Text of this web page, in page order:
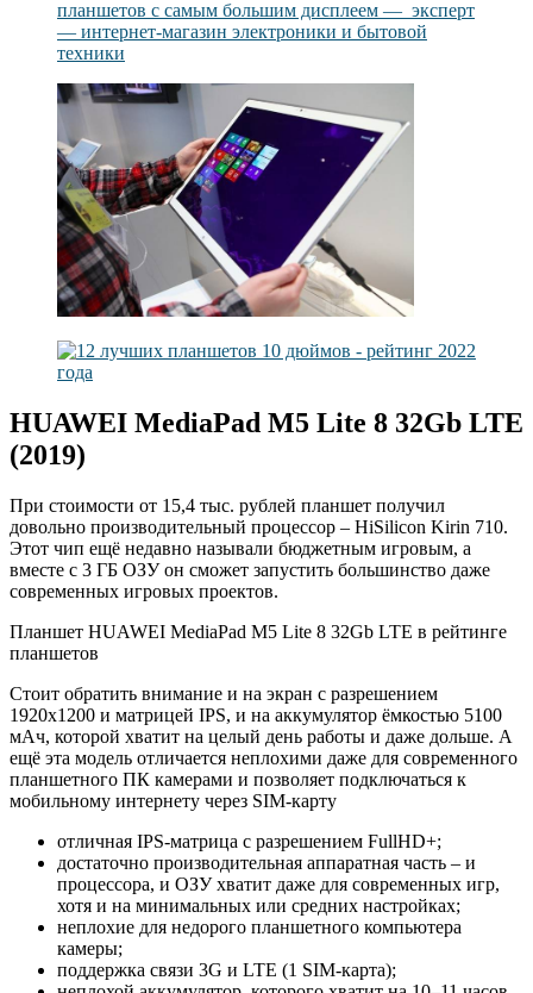
HUAWEI MediaPad M5 Lite 8 32Gb LTE
(2019)
При стоимости от 15,4 тыс. рублей планшет получил
довольно производительный процессор – HiSilicon Kirin 710.
Этот чип ещё недавно называли бюджетным игровым, а
вместе с 3 ГБ ОЗУ он сможет запустить большинство даже
современных игровых проектов.
Планшет HUAWEI MediaPad M5 Lite 8 32Gb LTE в рейтинге
планшетов
Стоит обратить внимание и на экран с разрешением
1920х1200 и матрицей IPS, и на аккумулятор ёмкостью 5100
мАч, которой хватит на целый день работы и даже дольше. А
ещё эта модель отличается неплохими даже для современного
планшетного ПК камерами и позволяет подключаться к
мобильному интернету через SIM-карту
отличная IPS-матрица с разрешением FullHD+;
достаточно производительная аппаратная часть – и
процессора, и ОЗУ хватит даже для современных игр,
хотя и на минимальных или средних настройках;
неплохие для недорого планшетного компьютера
камеры;
поддержка связи 3G и LTE (1 SIM-карта);